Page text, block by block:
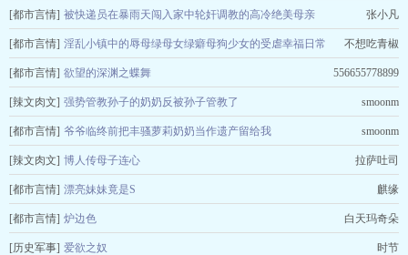
[都市言情] 被快递员在暴雨天闯入家中轮奸调教的高冷绝美母亲 张小凡
[都市言情] 淫乱小镇中的辱母绿母女绿癖母狗少女的受虐幸福日常 不想吃青椒
[都市言情] 欲望的深渊之蝶舞 556655778899
[辣文肉文] 强势管教孙子的奶奶反被孙子管教了 smoonm
[都市言情] 爷爷临终前把丰骚萝莉奶奶当作遗产留给我 smoonm
[辣文肉文] 博人传母子连心 拉萨吐司
[都市言情] 漂亮妹妹竟是S 麒缘
[都市言情] 炉边色 白天玛奇朵
[历史军事] 爱欲之奴 时节